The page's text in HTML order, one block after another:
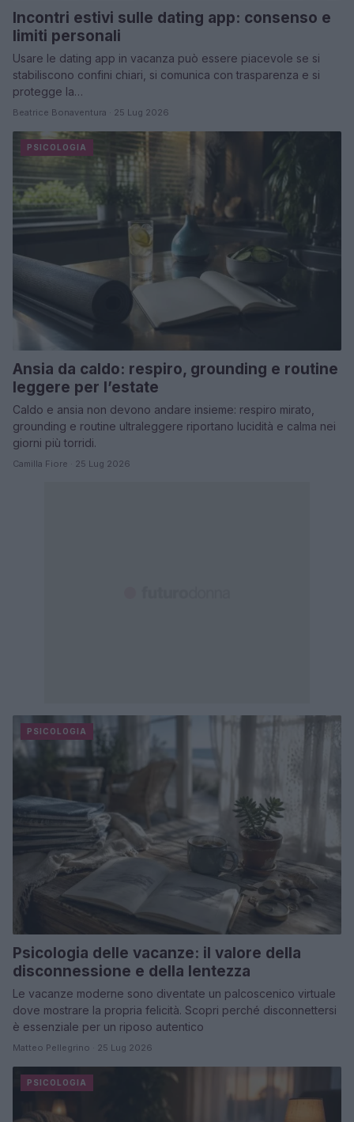
Incontri estivi sulle dating app: consenso e
limiti personali
Usare le dating app in vacanza può essere piacevole se si
stabiliscono confini chiari, si comunica con trasparenza e si
protegge la…
Beatrice Bonaventura · 25 Lug 2026
PSICOLOGIA
Ansia da caldo: respiro, grounding e routine
leggere per l’estate
Caldo e ansia non devono andare insieme: respiro mirato,
grounding e routine ultraleggere riportano lucidità e calma nei
giorni più torridi.
Camilla Fiore · 25 Lug 2026
PSICOLOGIA
Psicologia delle vacanze: il valore della
disconnessione e della lentezza
Le vacanze moderne sono diventate un palcoscenico virtuale
dove mostrare la propria felicità. Scopri perché disconnettersi
è essenziale per un riposo autentico
Matteo Pellegrino · 25 Lug 2026
PSICOLOGIA